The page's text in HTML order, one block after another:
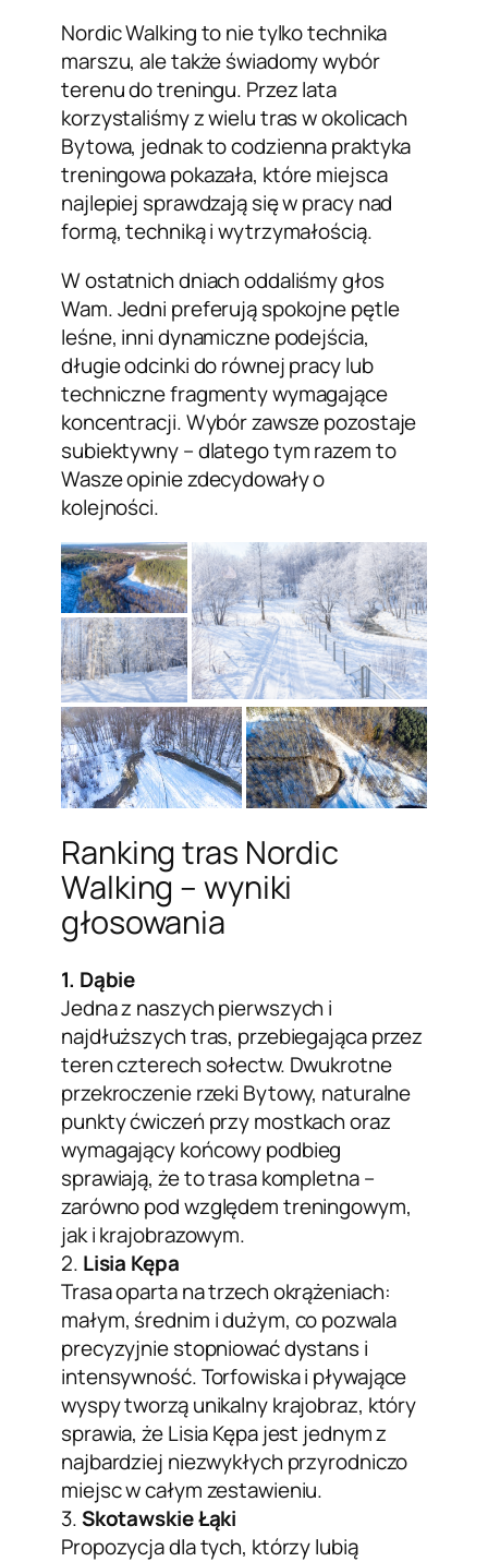
Nordic Walking to nie tylko technika
marszu, ale także świadomy wybór
terenu do treningu. Przez lata
korzystaliśmy z wielu tras w okolicach
Bytowa, jednak to codzienna praktyka
treningowa pokazała, które miejsca
najlepiej sprawdzają się w pracy nad
formą, techniką i wytrzymałością.
W ostatnich dniach oddaliśmy głos
Wam. Jedni preferują spokojne pętle
leśne, inni dynamiczne podejścia,
długie odcinki do równej pracy lub
techniczne fragmenty wymagające
koncentracji. Wybór zawsze pozostaje
subiektywny – dlatego tym razem to
Wasze opinie zdecydowały o
kolejności.
Ranking tras Nordic
Walking – wyniki
głosowania
1. Dąbie
Jedna z naszych pierwszych i
najdłuższych tras, przebiegająca przez
teren czterech sołectw. Dwukrotne
przekroczenie rzeki Bytowy, naturalne
punkty ćwiczeń przy mostkach oraz
wymagający końcowy podbieg
sprawiają, że to trasa kompletna –
zarówno pod względem treningowym,
jak i krajobrazowym.
2. Lisia Kępa
Trasa oparta na trzech okrążeniach:
małym, średnim i dużym, co pozwala
precyzyjnie stopniować dystans i
intensywność. Torfowiska i pływające
wyspy tworzą unikalny krajobraz, który
sprawia, że Lisia Kępa jest jednym z
najbardziej niezwykłych przyrodniczo
miejsc w całym zestawieniu.
3.Skotawskie Łąki
Propozycja dla tych, którzy lubią